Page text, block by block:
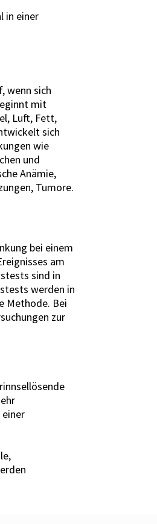
in einer
wenn sich
mit
Luft, Fett,
sich
wie
und
Anämie,
Tumore.
bei einem
am
sind in
werden in
Methode. Bei
zur